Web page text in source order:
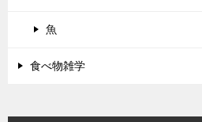
魚
食べ物雑学